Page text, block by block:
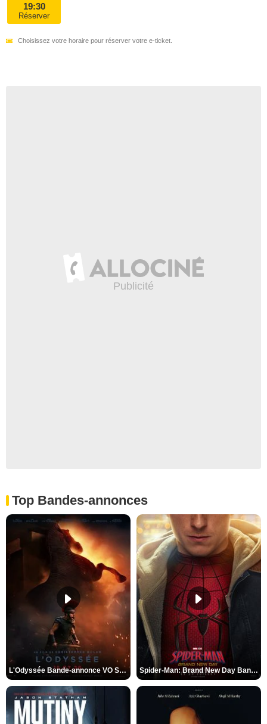
19:30
Réserver
Choisissez votre horaire pour réserver votre e-ticket.
Top Bandes-annonces
L'Odyssée Bande-annonce VO STFR Spider-Man: Brand New Day Bande-annonce VO STFR